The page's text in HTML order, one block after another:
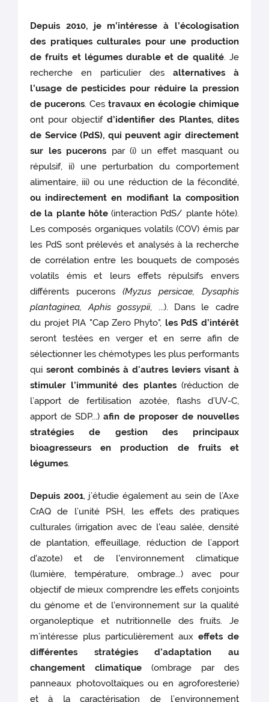
Depuis 2010, je m’intéresse à l’écologisation
des pratiques culturales pour une production
de fruits et légumes durable et de qualité. Je
recherche en particulier des alternatives à
l’usage de pesticides pour réduire la pression
de pucerons. Ces travaux en écologie chimique
ont pour objectifd’identifier des Plantes, dites
de Service (PdS), qui peuvent agir directement
sur les pucerons par (i) un effet masquant ou
répulsif, ii) une perturbation du comportement
alimentaire, iii) ou une réduction de la fécondité,
ou indirectement en modifiant la composition
de la plante hôte(interaction PdS/ plante hôte).
Les composés organiques volatils (COV) émis par
les PdS sont prélevés et analysés à la recherche
de corrélation entre les bouquets de composés
volatils émis et leurs effets répulsifs envers
différents pucerons (Myzus persicae, Dysaphis
plantaginea, Aphis gossypii, ...). Dans le cadre
du projet PIA "Cap Zero Phyto", les PdS d’intérêt
seront testées en verger et en serre afin de
sélectionner les chémotypes les plus performants
quiseront combinés à d'autres leviers visant à
stimuler l’immunité des plantes(réduction de
l’apport de fertilisation azotée, flashs d’UV-C,
apport de SDP...)afin de proposer de nouvelles
stratégies de gestion des principaux
bioagresseurs en production de fruits et
légumes.
Depuis 2001, j’étudie également au sein de l’Axe
CrAQ de l’unité PSH, les effets des pratiques
culturales (irrigation avec de l'eau salée, densité
de plantation, effeuillage, réduction de l’apport
d'azote) et de l'environnement climatique
(lumière, température, ombrage...) avec pour
objectif de mieux comprendre les effets conjoints
du génome et de l'environnement sur la qualité
organoleptique et nutritionnelle des fruits. Je
m’intéresse plus particulièrement aux effets de
différentes stratégies d’adaptation au
changement climatique (ombrage par des
panneaux photovoltaïques ou en agroforesterie)
et à la caractérisation de l’environnement